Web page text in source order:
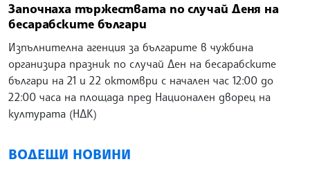
Започнаха тържествата по случай Деня на
бесарабските българи
Изпълнителна агенция за българите в чужбина
организира празник по случай Ден на бесарабските
българи на 21 и 22 октомври с начален час 12:00 до
22:00 часа на площада пред Национален дворец на
културата (НДК)
ВОДЕЩИ НОВИНИ